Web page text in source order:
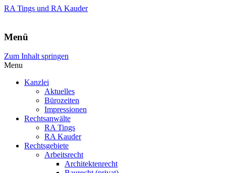
RA Tings und RA Kauder
Menü
Zum Inhalt springen
Menu
Kanzlei
Aktuelles
Bürozeiten
Impressionen
Rechtsanwälte
RA Tings
RA Kauder
Rechtsgebiete
Arbeitsrecht
Architektenrecht